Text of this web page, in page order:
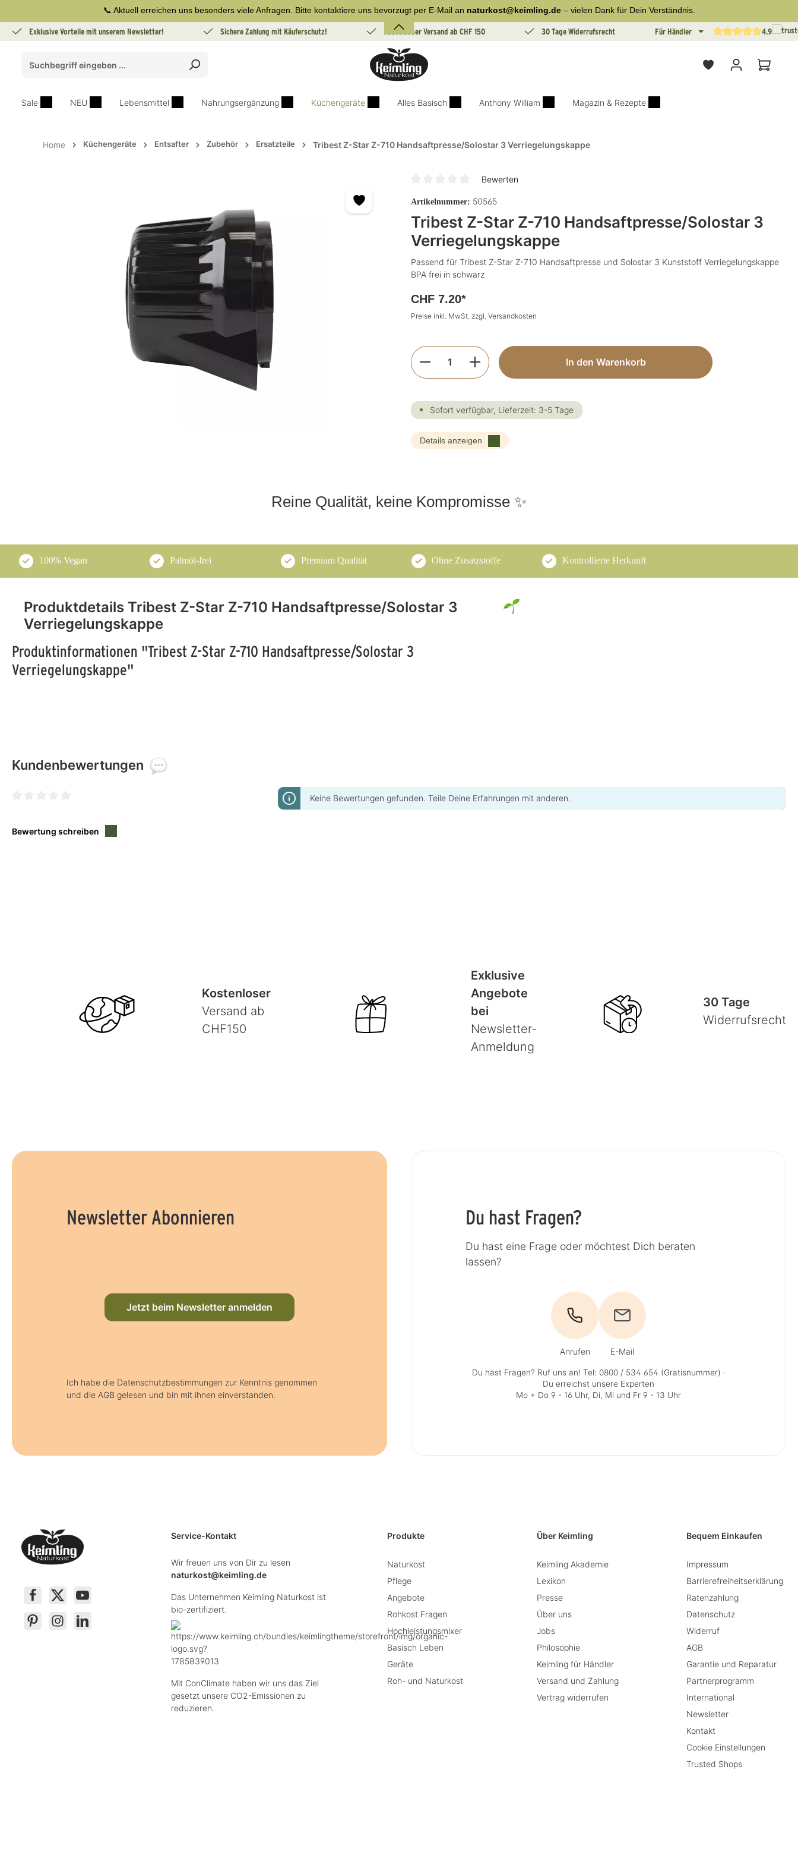
Zur Hauptnavigation springen📞 Aktuell erreichen uns besonders viele Anfragen. Bitte kontaktiere uns bevorzugt per E-Mail an naturkost@keimling.de– vielen Dank für Dein Verständnis.
Exklusive Vorteile mit unserem Newsletter! Sichere Zahlung mit Käuferschutz! Kostenloser Versand ab CHF 150 30 Tage Widerrufsrecht Für Händler Durchschnittliche4.9
Sale NEU Lebensmittel Nahrungsergänzung Küchengeräte Alles Basisch Anthony William Magazin & Rezepte
Home Küchengeräte Entsafter Zubehör Ersatzteile Tribest Z-Star Z-710 Handsaftpresse/Solostar 3 Verriegelungskappe
Bewerten
Artikelnummer: 50565
Tribest Z-Star Z-710 Handsaftpresse/Solostar 3
Verriegelungskappe
Passend für Tribest Z-Star Z-710 Handsaftpresse und Solostar 3 Kunststoff Verriegelungskappe
BPA frei in schwarz
CHF 7.20*
Preise inkl. MwSt. zzgl. Versandkosten
Produkt Anzahl: Gib den gewünschten Wert ein oder
In den Warenkorb
Sofort verfügbar, Lieferzeit: 3-5 Tage
Details anzeigen
Reine Qualität, keine Kompromisse ✨
100% Vegan Palmöl-frei Premium Qualität Ohne Zusatzstoffe Kontrollierte Herkunft
Produktdetails Tribest Z-Star Z-710 Handsaftpresse/Solostar 3
Verriegelungskappe
Produktinformationen "Tribest Z-Star Z-710 Handsaftpresse/Solostar 3
Verriegelungskappe"
Kundenbewertungen
Bewertung schreiben
Keine Bewertungen gefunden. Teile Deine Erfahrungen mit anderen.
Kostenloser
Versand ab
CHF150
Exklusive
Angebote
bei
Newsletter-
Anmeldung
30 Tage
Widerrufsrecht
Newsletter Abonnieren
Jetzt beim Newsletter anmelden
Ich habe die Datenschutzbestimmungen zur Kenntnis genommen
und die AGB gelesen und bin mit ihnen einverstanden.
Du hast Fragen?
Du hast eine Frage oder möchtest Dich beraten
lassen?
Anrufen E-Mail
Du hast Fragen? Ruf uns an! Tel: 0800 / 534 654 (Gratisnummer) ·
Du erreichst unsere Experten
Mo + Do 9 - 16 Uhr, Di, Mi und Fr 9 - 13 Uhr
Service-Kontakt
Wir freuen uns von Dir zu lesen
naturkost@keimling.de
Das Unternehmen Keimling Naturkost ist
bio-zertifiziert.
Mit ConClimate haben wir uns das Ziel
gesetzt unsere CO2-Emissionen zu
reduzieren.
Produkte
Naturkost
Pflege
Angebote
Rohkost Fragen
Hochleistungsmixer
Basisch Leben
Geräte
Roh- und Naturkost
Über Keimling
Keimling Akademie
Lexikon
Presse
Über uns
Jobs
Philosophie
Keimling für Händler
Versand und Zahlung
Vertrag widerrufen
Bequem Einkaufen
Impressum
Barrierefreiheitserklärung
Ratenzahlung
Datenschutz
Widerruf
AGB
Garantie und Reparatur
Partnerprogramm
International
Newsletter
Kontakt
Cookie Einstellungen
Trusted Shops